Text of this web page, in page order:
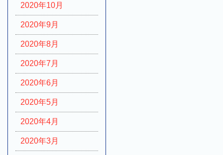
2020年10月
2020年9月
2020年8月
2020年7月
2020年6月
2020年5月
2020年4月
2020年3月